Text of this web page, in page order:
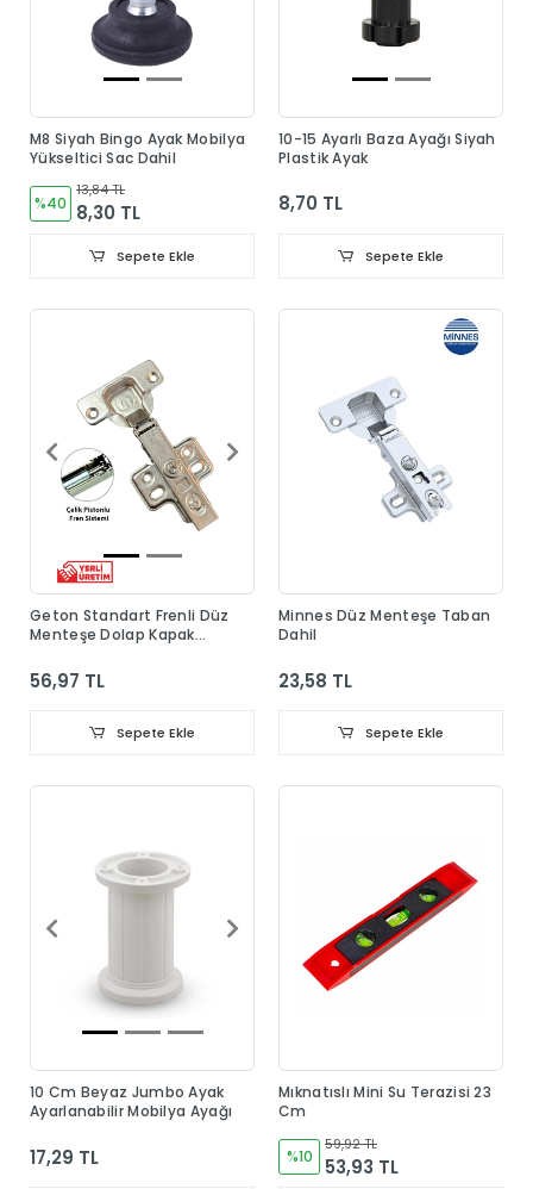
M8 Siyah Bingo Ayak Mobilya
Yükseltici Sac Dahil
%40
13,84 TL
8,30 TL
Sepete Ekle
10-15 Ayarlı Baza Ayağı Siyah
Plastik Ayak
8,70 TL
Sepete Ekle
Geton Standart Frenli Düz
Menteşe Dolap Kapak
56,97 TL
Sepete Ekle
Minnes Düz Menteşe Taban
Dahil
23,58 TL
Sepete Ekle
10 Cm Beyaz Jumbo Ayak
Ayarlanabilir Mobilya Ayağı
17,29 TL
Mıknatıslı Mini Su Terazisi 23
Cm
%10
59,92 TL
53,93 TL